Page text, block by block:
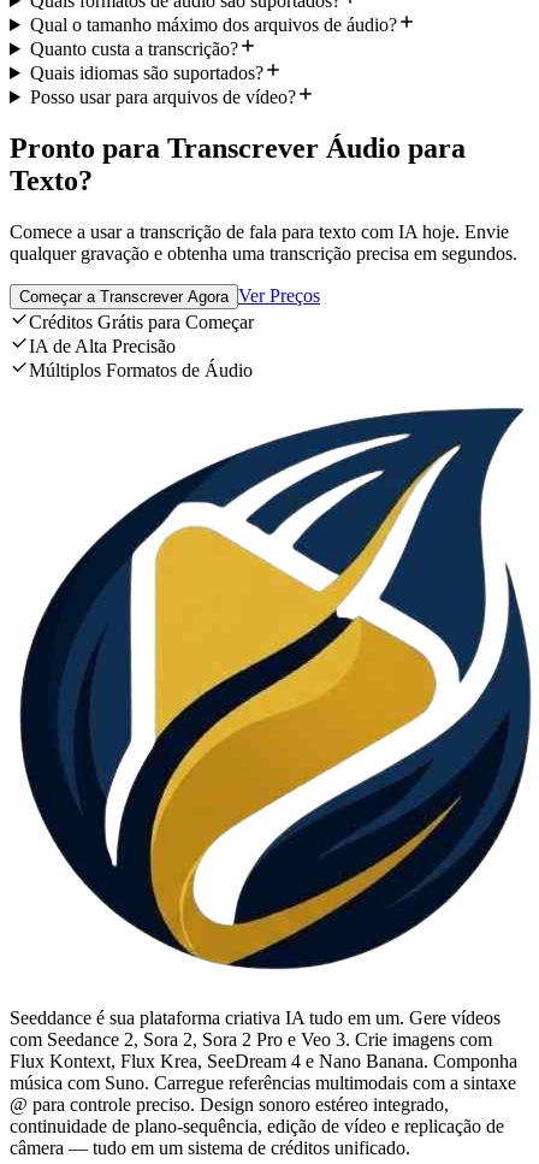
Qual o tamanho máximo dos arquivos de áudio?
Quanto custa a transcrição?
Quais idiomas são suportados?
Posso usar para arquivos de vídeo?
Pronto para Transcrever Áudio para
Texto?
Comece a usar a transcrição de fala para texto com IA hoje. Envie
qualquer gravação e obtenha uma transcrição precisa em segundos.
Começar a Transcrever Agora Ver Preços
Créditos Grátis para Começar
IA de Alta Precisão
Múltiplos Formatos de Áudio
Seeddance é sua plataforma criativa IA tudo em um. Gere vídeos
com Seedance 2, Sora 2, Sora 2 Pro e Veo 3. Crie imagens com
Flux Kontext, Flux Krea, SeeDream 4 e Nano Banana. Componha
música com Suno. Carregue referências multimodais com a sintaxe
@ para controle preciso. Design sonoro estéreo integrado,
continuidade de plano-sequência, edição de vídeo e replicação de
câmera — tudo em um sistema de créditos unificado.